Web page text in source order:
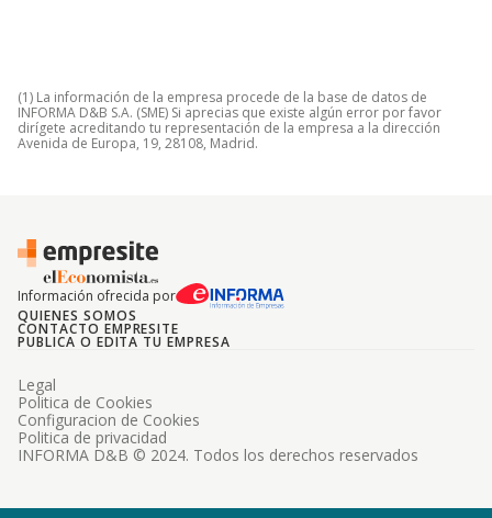
(1) La información de la empresa procede de la base de datos de
INFORMA D&B S.A. (SME) Si aprecias que existe algún error por favor
dirígete acreditando tu representación de la empresa a la dirección
Avenida de Europa, 19, 28108, Madrid.
Información ofrecida por
QUIENES SOMOS
CONTACTO EMPRESITE
PUBLICA O EDITA TU EMPRESA
INFORMA D&B © 2024. Todos los derechos reservados
Legal
Politica de Cookies
Configuracion de Cookies
Politica de privacidad